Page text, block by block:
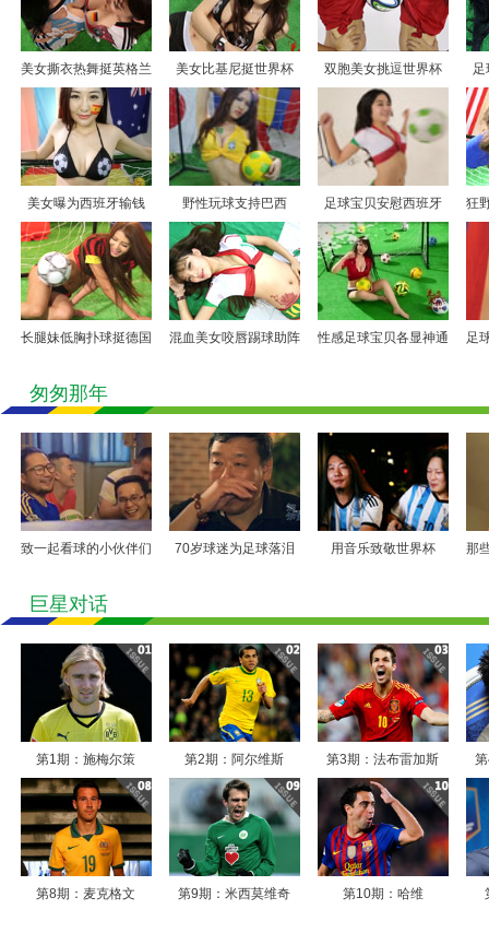
7.09
7.10
7.11
7.12
7.13
7.14
美女撕衣热舞挺英格兰 美女比基尼挺世界杯 双胞美女挑逗世界杯 足
美女曝为西班牙输钱 野性玩球支持巴西 足球宝贝安慰西班牙 狂
长腿妹低胸扑球挺德国 混血美女咬唇踢球助阵 性感足球宝贝各显神通 足
匆匆那年
致一起看球的小伙伴们 70岁球迷为足球落泪 用音乐致敬世界杯 那
巨星对话
第1期：施梅尔策 第2期：阿尔维斯 第3期：法布雷加斯
第8期：麦克格文 第9期：米西莫维奇 第10期：哈维